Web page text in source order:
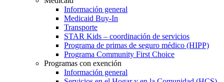
Información general
Medicaid Buy-In
Transporte
STAR Kids – coordinación de servicios
Programa de primas de seguro médico (HIPP)
Programa Community First Choice
Programas con exención
Información general